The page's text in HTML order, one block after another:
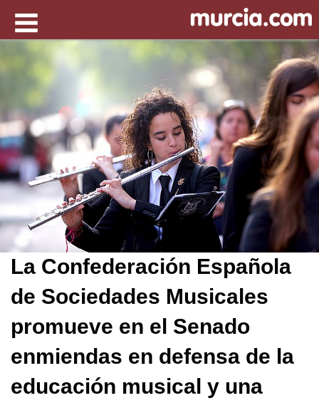
La Confederación Española
de Sociedades Musicales
promueve en el Senado
enmiendas en defensa de la
educación musical y una